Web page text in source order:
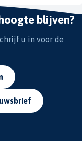
blijven?
u in voor de